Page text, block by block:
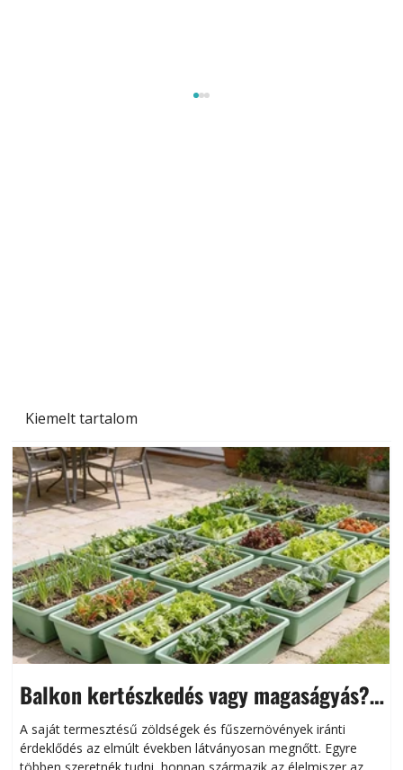
Kiemelt tartalom
Balkon kertészkedés vagy magaságyás?
Helytakarékos kertészkedés
A saját termesztésű zöldségek és fűszernövények iránti
érdeklődés az elmúlt években látványosan megnőtt. Egyre